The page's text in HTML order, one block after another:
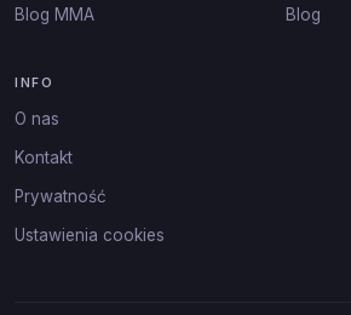
Blog MMA
Blog
INFO
O nas
Kontakt
Prywatność
Ustawienia cookies